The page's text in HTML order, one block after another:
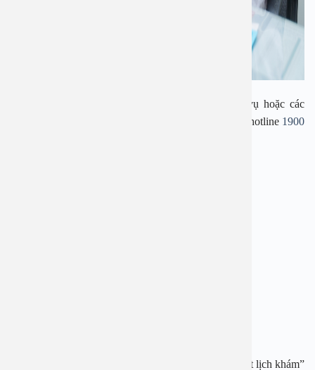
Ngay bây giờ, nếu bạn đang cần tư vấn về dịch vụ hoặc các
chương trình ưu đãi, hãy để lại thông tin hoặc gọi tới hotline 1900
Tải APP Bệnh viện An Việt để “Tra cứu kết quả – Đặt lịch khám”